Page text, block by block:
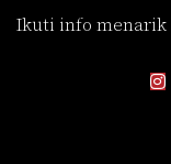
Ikuti info menarik